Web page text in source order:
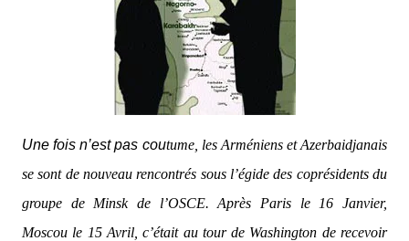
Une fois n’est pas coutume, les Arméniens et Azerbaidjanais
se sont de nouveau rencontrés sous l’égide des coprésidents du
groupe de Minsk de l’OSCE. Après Paris le 16 Janvier,
Moscou le 15 Avril, c’était au tour de Washington de recevoir